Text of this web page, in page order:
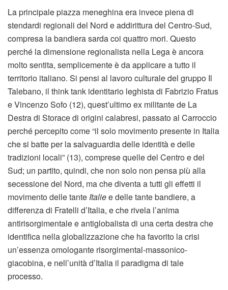
La principale piazza meneghina era invece piena di
stendardi regionali del Nord e addirittura del Centro-Sud,
compresa la bandiera sarda coi quattro mori. Questo
perché la dimensione regionalista nella Lega è ancora
molto sentita, semplicemente è da applicare a tutto il
territorio italiano. Si pensi al lavoro culturale del gruppo Il
Talebano, il think tank identitario leghista di Fabrizio Fratus
e Vincenzo Sofo (12), quest’ultimo ex militante de La
Destra di Storace di origini calabresi, passato al Carroccio
perché percepito come “il solo movimento presente in Italia
che si batte per la salvaguardia delle identità e delle
tradizioni locali” (13), comprese quelle del Centro e del
Sud; un partito, quindi, che non solo non pensa più alla
secessione del Nord, ma che diventa a tutti gli effetti il
movimento delle tante Italiee delle tante bandiere, a
differenza di Fratelli d’Italia, e che rivela l’anima
antirisorgimentale e antiglobalista di una certa destra che
identifica nella globalizzazione che ha favorito la crisi
un’essenza omologante risorgimental-massonico-
giacobina, e nell’unità d’Italia il paradigma di tale
processo.